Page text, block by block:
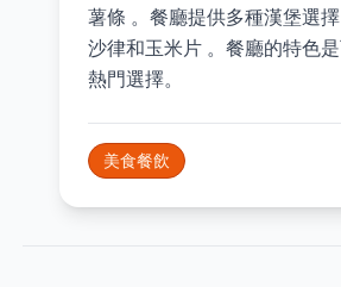
薯條 。餐廳提供多種漢堡選
沙律和玉米片 。餐廳的特色
熱門選擇。
美食餐飲